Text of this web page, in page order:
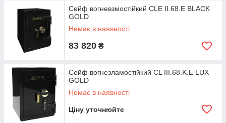
Сейф вогневзмостійкий CLE II.68.E BLACK
GOLD
Немає в наявності
83 820 ₴
Сейф вогнезламостійкий CL III.68.K.E LUX
GOLD
Немає в наявності
Ціну уточнюйте